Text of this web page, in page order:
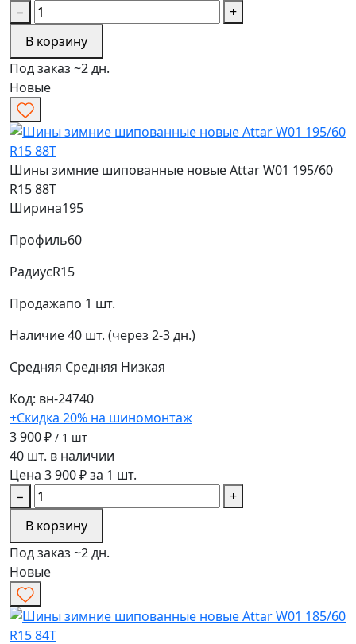
−
+
В корзину
Под заказ ~2 дн.
Новые
Шины зимние шипованные новые Attar W01 195/60
R15 88T
Ширина195
Профиль60
РадиусR15
Продажапо 1 шт.
Наличие40 шт. (через 2-3 дн.)
Средняя Средняя Низкая
Код: вн-24740
+Скидка 20% на шиномонтаж
3 900 ₽ / 1 шт
40 шт. в наличии
Цена 3 900 ₽ за 1 шт.
−
+
В корзину
Под заказ ~2 дн.
Новые